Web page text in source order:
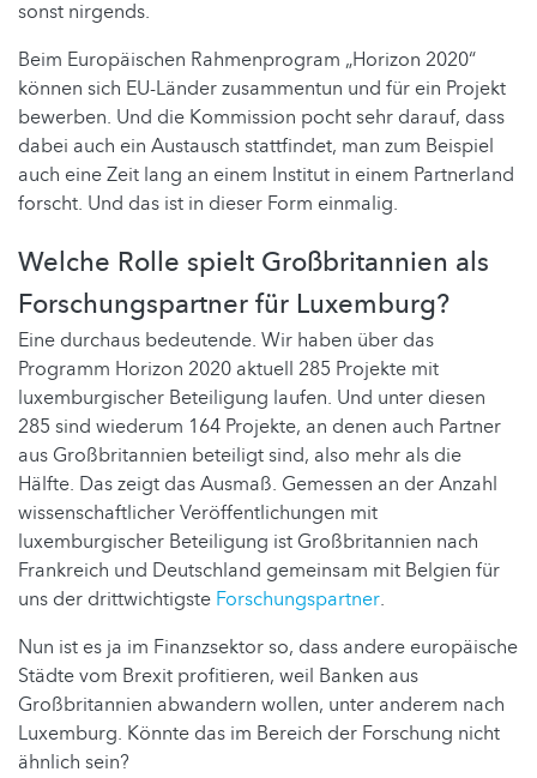
sonst nirgends.
Beim Europäischen Rahmenprogram „Horizon 2020“
können sich EU-Länder zusammentun und für ein Projekt
bewerben. Und die Kommission pocht sehr darauf, dass
dabei auch ein Austausch stattfindet, man zum Beispiel
auch eine Zeit lang an einem Institut in einem Partnerland
forscht. Und das ist in dieser Form einmalig.
Welche Rolle spielt Großbritannien als
Forschungspartner für Luxemburg?
Eine durchaus bedeutende. Wir haben über das
Programm Horizon 2020 aktuell 285 Projekte mit
luxemburgischer Beteiligung laufen. Und unter diesen
285 sind wiederum 164 Projekte, an denen auch Partner
aus Großbritannien beteiligt sind, also mehr als die
Hälfte. Das zeigt das Ausmaß. Gemessen an der Anzahl
wissenschaftlicher Veröffentlichungen mit
luxemburgischer Beteiligung ist Großbritannien nach
Frankreich und Deutschland gemeinsam mit Belgien für
uns der drittwichtigste Forschungspartner.
Nun ist es ja im Finanzsektor so, dass andere europäische
Städte vom Brexit profitieren, weil Banken aus
Großbritannien abwandern wollen, unter anderem nach
Luxemburg. Könnte das im Bereich der Forschung nicht
ähnlich sein?